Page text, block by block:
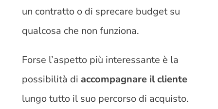
un contratto o di sprecare budget su
qualcosa che non funziona.
Forse l’aspetto più interessante è la
possibilità di accompagnare il cliente
lungo tutto il suo percorso di acquisto.